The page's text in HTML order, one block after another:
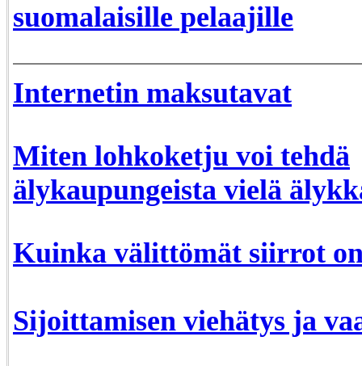
suomalaisille pelaajille
Internetin maksutavat
Miten lohkoketju voi tehdä
älykaupungeista vielä
Kuinka välittömät siirrot
Sijoittamisen viehätys ja